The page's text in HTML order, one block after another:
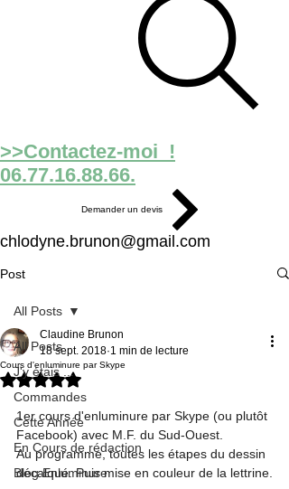
>>Contactez-moi !
06.77.16.88.66.
Demander un devis
chlodyne.brunon@gmail.com
Post
All Posts
J'y étais ...
Commandes
Cette Année
En Cours de rédaction
Blog Enluminure
All Posts
Cours d'enluminure par Skype
Claudine Brunon
18 sept. 2018 1 min de lecture
Noté NaN étoiles sur 5.
1er cours d'enluminure par Skype (ou plutôt
Facebook) avec M.F. du Sud-Ouest.
Au programme, toutes les étapes du dessin
décalqué. Puis mise en couleur de la lettrine.